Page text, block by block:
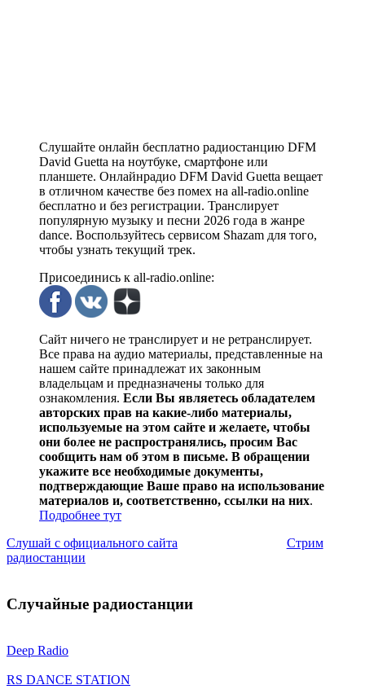
Слушайте онлайн бесплатно радиостанцию DFM
David Guetta на ноутбуке, смартфоне или
планшете. Онлайнрадио DFM David Guetta вещает
в отличном качестве без помех на all-radio.online
бесплатно и без регистрации. Транслирует
популярную музыку и песни 2026 года в жанре
dance. Воспользуйтесь сервисом Shazam для того,
чтобы узнать текущий трек.
Присоединись к all-radio.online:
Сайт ничего не транслирует и не ретранслирует.
Все права на аудио материалы, представленные на
нашем сайте принадлежат их законным
владельцам и предназначены только для
ознакомления. Если Вы являетесь обладателем
авторских прав на какие-либо материалы,
используемые на этом сайте и желаете, чтобы
они более не распространялись, просим Вас
сообщить нам об этом в письме. В обращении
укажите все необходимые документы,
подтверждающие Ваше право на использование
материалов и, соответственно, ссылки на них.
Подробнее тут
Слушай с официального сайта
Стрим
радиостанции
Случайные радиостанции
Deep Radio
RS DANCE STATION